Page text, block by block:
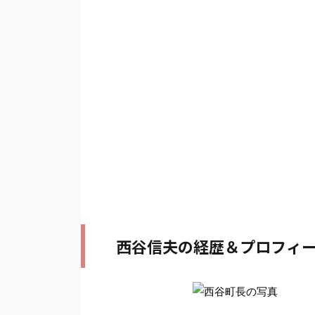
西谷信夫の経歴＆プロフィ